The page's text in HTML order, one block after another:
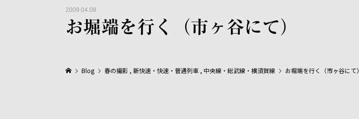
2009.04.08
お堀端を行く（市ヶ谷にて）
Blog 春の撮影 , 新快速・快速・普通列車 , 中央線・総武線・横須賀線 お堀端を行く（市ヶ谷にて）